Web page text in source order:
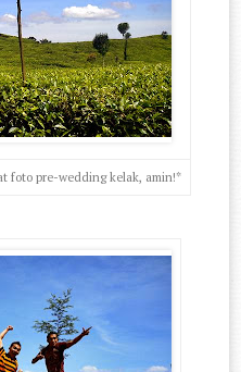
foto pre-wedding kelak, amin!*